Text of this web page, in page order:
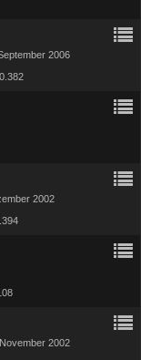
2006
2002
2002